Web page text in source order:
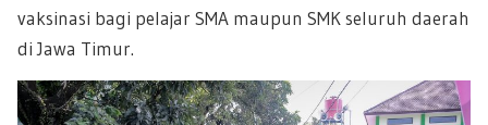
vaksinasi bagi pelajar SMA maupun SMK seluruh daerah
di Jawa Timur.